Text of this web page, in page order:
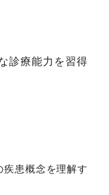
診療能力を習得
患概念を理解す